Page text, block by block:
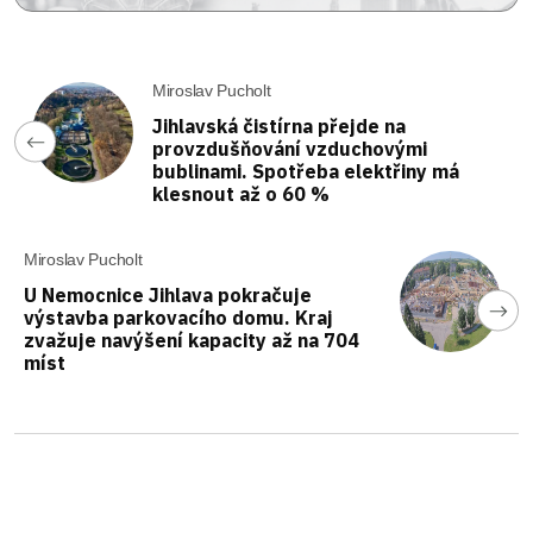
Miroslav Pucholt
Jihlavská čistírna přejde na
provzdušňování vzduchovými
bublinami. Spotřeba elektřiny má
klesnout až o 60 %
Miroslav Pucholt
U Nemocnice Jihlava pokračuje
výstavba parkovacího domu. Kraj
zvažuje navýšení kapacity až na 704
míst